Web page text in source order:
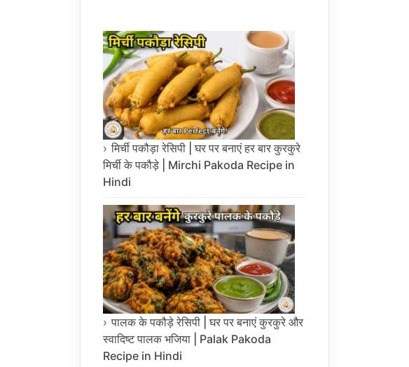
मिर्ची पकौड़ा रेसिपी | घर पर बनाएं हर बार कुरकुरे
मिर्ची के पकौड़े | Mirchi Pakoda Recipe in
Hindi
पालक के पकौड़े रेसिपी | घर पर बनाएं कुरकुरे और
स्वादिष्ट पालक भजिया | Palak Pakoda
Recipe in Hindi